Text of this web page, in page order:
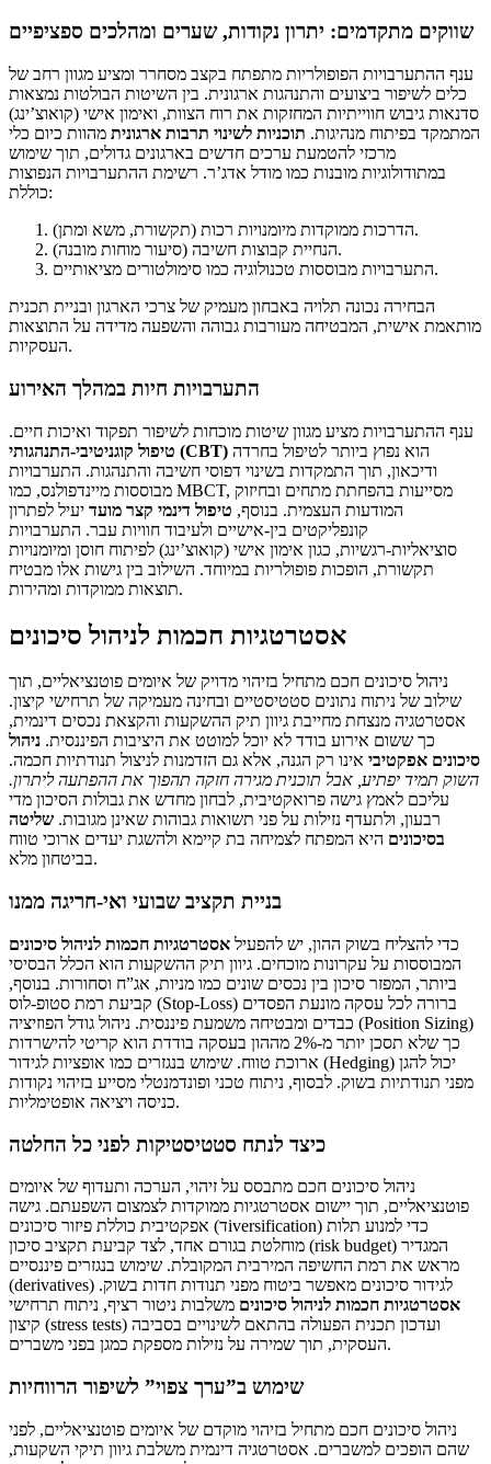
שווקים מתקדמים: יתרון נקודות, שערים ומהלכים ספציפיים
ענף ההתערבויות הפופולריות מתפתח בקצב מסחרר ומציע מגוון רחב של
כלים לשיפור ביצועים והתנהגות ארגונית. בין השיטות הבולטות נמצאות
סדנאות גיבוש חווייתיות המחזקות את רוח הצוות, ואימון אישי (קואוצ’ינג)
המתמקד בפיתוח מנהיגות. תוכניות לשינוי תרבות ארגונית מהוות כיום כלי
מרכזי להטמעת ערכים חדשים בארגונים גדולים, תוך שימוש
במתודולוגיות מובנות כמו מודל אדג’ר. רשימת ההתערבויות הנפוצות
כוללת:
הדרכות ממוקדות מיומנויות רכות (תקשורת, משא ומתן).
הנחיית קבוצות חשיבה (סיעור מוחות מובנה).
התערבויות מבוססות טכנולוגיה כמו סימולטורים מציאותיים.
הבחירה נכונה תלויה באבחון מעמיק של צרכי הארגון ובניית תכנית
מותאמת אישית, המבטיחה מעורבות גבוהה והשפעה מדידה על התוצאות
העסקיות.
התערבויות חיות במהלך האירוע
ענף ההתערבויות מציע מגוון שיטות מוכחות לשיפור תפקוד ואיכות חיים.
טיפול קוגניטיבי-התנהגותי (CBT)
ודיכאון, תוך התמקדות בשינוי דפוסי חשיבה והתנהגות. התערבויות
מבוססות מיינדפולנס, כמו MBCT, מסייעות בהפחתת מתחים ובחיזוק
המודעות העצמית. בנוסף, טיפול דינמי קצר מועד יעיל לפתרון
קונפליקטים בין-אישיים ולעיבוד חוויות עבר. התערבויות
סוציאליות-רגשיות, כגון אימון אישי (קואוצ’ינג) לפיתוח חוסן ומיומנויות
תקשורת, הופכות פופולריות במיוחד. השילוב בין גישות אלו מבטיח
תוצאות ממוקדות ומהירות.
אסטרטגיות חכמות לניהול סיכונים
ניהול סיכונים חכם מתחיל בזיהוי מדויק של איומים פוטנציאליים, תוך
שילוב של ניתוח נתונים סטטיסטיים ובחינה מעמיקה של תרחישי קיצון.
אסטרטגיה מנצחת מחייבת גיוון תיק ההשקעות והקצאת נכסים דינמית,
כך ששום אירוע בודד לא יוכל למוטט את היציבות הפיננסית. ניהול
סיכונים אפקטיבי אינו רק הגנה, אלא גם הזדמנות לניצול תנודתיות חכמה.
השוק תמיד יפתיע, אבל תוכנית מגירה חזקה תהפוך את ההפתעה ליתרון.
עליכם לאמץ גישה פרואקטיבית, לבחון מחדש את גבולות הסיכון מדי
רבעון, ולתעדף נזילות על פני תשואות גבוהות שאינן מגובות. שליטה
בסיכונים היא המפתח לצמיחה בת קיימא ולהשגת יעדים ארוכי טווח
בביטחון מלא.
בניית תקציב שבועי ואי-חריגה ממנו
כדי להצליח בשוק ההון, יש להפעיל אסטרטגיות חכמות לניהול סיכונים
המבוססות על עקרונות מוכחים. גיוון תיק ההשקעות הוא הכלל הבסיסי
ביותר, המפזר סיכון בין נכסים שונים כמו מניות, אג”ח וסחורות. בנוסף,
קביעת רמת סטופ-לוס (Stop-Loss) ברורה לכל עסקה מונעת הפסדים
כבדים ומבטיחה משמעת פיננסית. ניהול גודל הפוזיציה (Position Sizing)
כך שלא תסכן יותר מ-2% מההון בעסקה בודדת הוא קריטי להישרדות
ארוכת טווח. שימוש בנגזרים כמו אופציות לגידור (Hedging) יכול להגן
מפני תנודתיות בשוק. לבסוף, ניתוח טכני ופונדמנטלי מסייע בזיהוי נקודות
כניסה ויציאה אופטימליות.
כיצד לנתח סטטיסטיקות לפני כל החלטה
ניהול סיכונים חכם מתבסס על זיהוי, הערכה ותעדוף של איומים
פוטנציאליים, תוך יישום אסטרטגיות ממוקדות לצמצום השפעתם. גישה
אפקטיבית כוללת פיזור סיכונים (דiversification) כדי למנוע תלות
מוחלטת בגורם אחד, לצד קביעת תקציב סיכון (risk budget) המגדיר
מראש את רמת החשיפה המירבית המקובלת. שימוש בנגזרים פיננסיים
(derivatives) לגידור סיכונים מאפשר ביטוח מפני תנודות חדות בשוק.
אסטרטגיות חכמות לניהול סיכונים משלבות ניטור רציף, ניתוח תרחישי
קיצון (stress tests) ועדכון תכנית הפעולה בהתאם לשינויים בסביבה
העסקית, תוך שמירה על נזילות מספקת כמגן בפני משברים.
שימוש ב”ערך צפוי” לשיפור הרווחיות
ניהול סיכונים חכם מתחיל בזיהוי מוקדם של איומים פוטנציאליים, לפני
שהם הופכים למשברים. אסטרטגיה דינמית משלבת גיוון תיקי השקעות,